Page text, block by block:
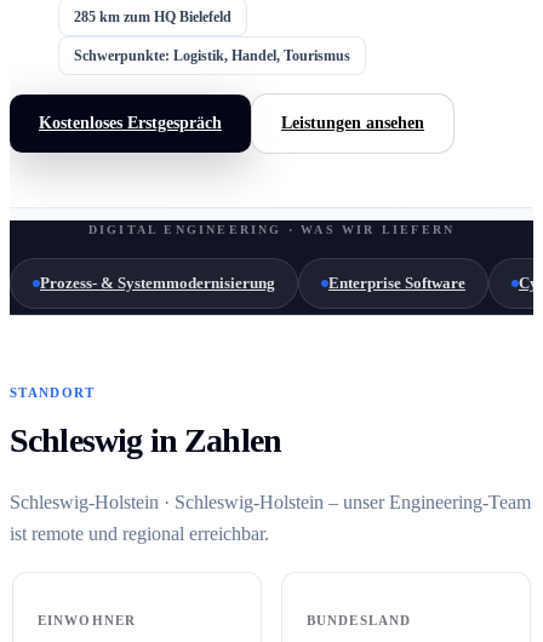
285 km zum HQ Bielefeld
Schwerpunkte: Logistik, Handel, Tourismus
Kostenloses Erstgespräch Leistungen ansehen
DIGITAL ENGINEERING · WAS WIR LIEFERN
Prozess- & Systemmodernisierung Enterprise Software
STANDORT
Schleswig in Zahlen
Schleswig-Holstein · Schleswig-Holstein – unser Engineering-Team
ist remote und regional erreichbar.
EINWOHNER BUNDESLAND